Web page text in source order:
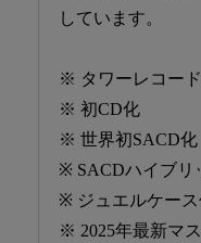
しています。
※ タワーレコー
※ 初CD化
※ 世界初SACD化
※ SACDハイブリ
※ ジュエルケース
※ 2025年最新マ